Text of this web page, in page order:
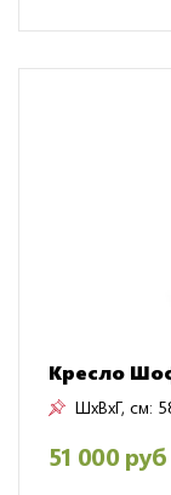
Кресло
ШxВxГ, см:
51 000 руб